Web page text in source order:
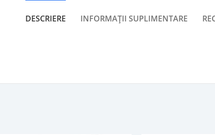
DESCRIERE INFORMAȚII SUPLIMENTARE